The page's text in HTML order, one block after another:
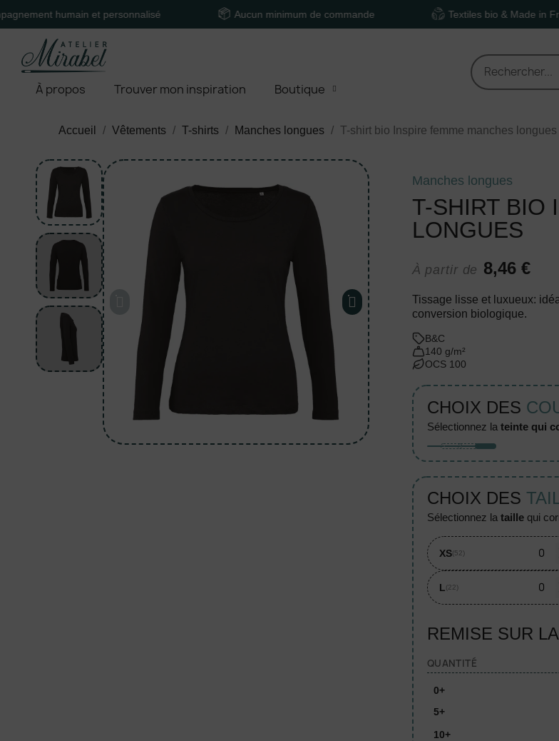
humain et personnalisé Aucun minimum de commande Textiles bio & Made in France
À propos Trouver mon inspiration Boutique
Accueil Vêtements T-shirts Manches longues T-shirt bio Inspire femme manches longues
Manches longues
T-SHIRT BIO
LONGUES
À partir de 8,46 €
Tissage lisse et luxueux:
conversion biologique.
B&C
140 g/m²
OCS 100
CHOIX DES
sélectionnez la teinte qui
CHOIX DES
sélectionnez la taillequi
XS(52)
L(22)
REMISE SUR
QUANTITÉ
0+
5+
10+